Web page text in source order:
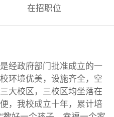
在招职位
经政府部门批准成立的一
环境优美，设施齐全，空
大校区，三校区均坐落在
，我校成立十年，累计培